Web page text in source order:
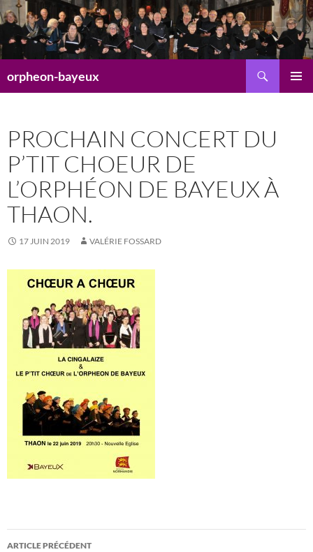
Aller
au
contenu
orpheon-bayeux
PROCHAIN CONCERT DU
P’TIT CHOEUR DE
L’ORPHÉON DE BAYEUX À
THAON.
17 JUIN 2019 VALÉRIE FOSSARD
Navigation
ARTICLE PRÉCÉDENT